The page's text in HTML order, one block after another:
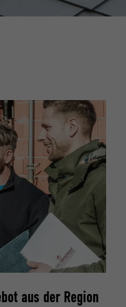
aus der Region